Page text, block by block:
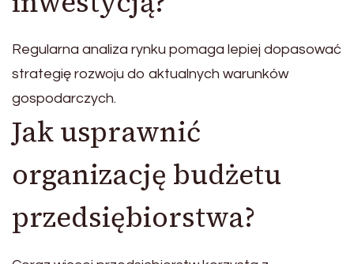
Regularna analiza rynku pomaga lepiej dopasować
strategię rozwoju do aktualnych warunków
gospodarczych.
Jak usprawnić
organizację budżetu
przedsiębiorstwa?